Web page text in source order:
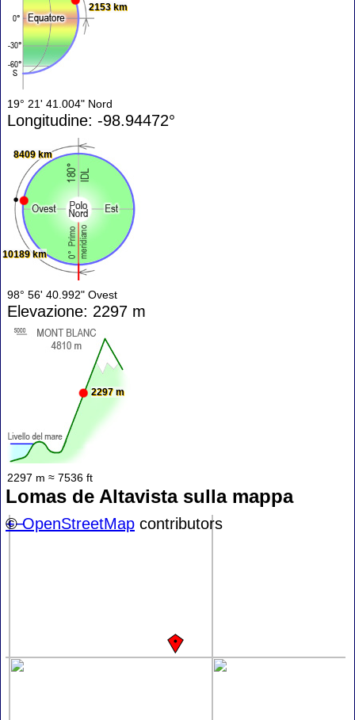
2153 km
19° 21' 41.004" Nord
Longitudine: -98.94472°
10189 km
8409 km
98° 56' 40.992" Ovest
Elevazione: 2297 m
2297 m
2297 m ≈ 7536 ft
Lomas de Altavista sulla mappa
+−
©OpenStreetMap contributors